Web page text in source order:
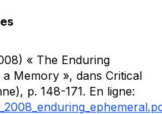
« The Enduring
Memory », dans Critical
p. 148-171. En ligne: